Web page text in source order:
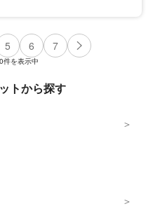
5 6 7
件を表示中
トから探す